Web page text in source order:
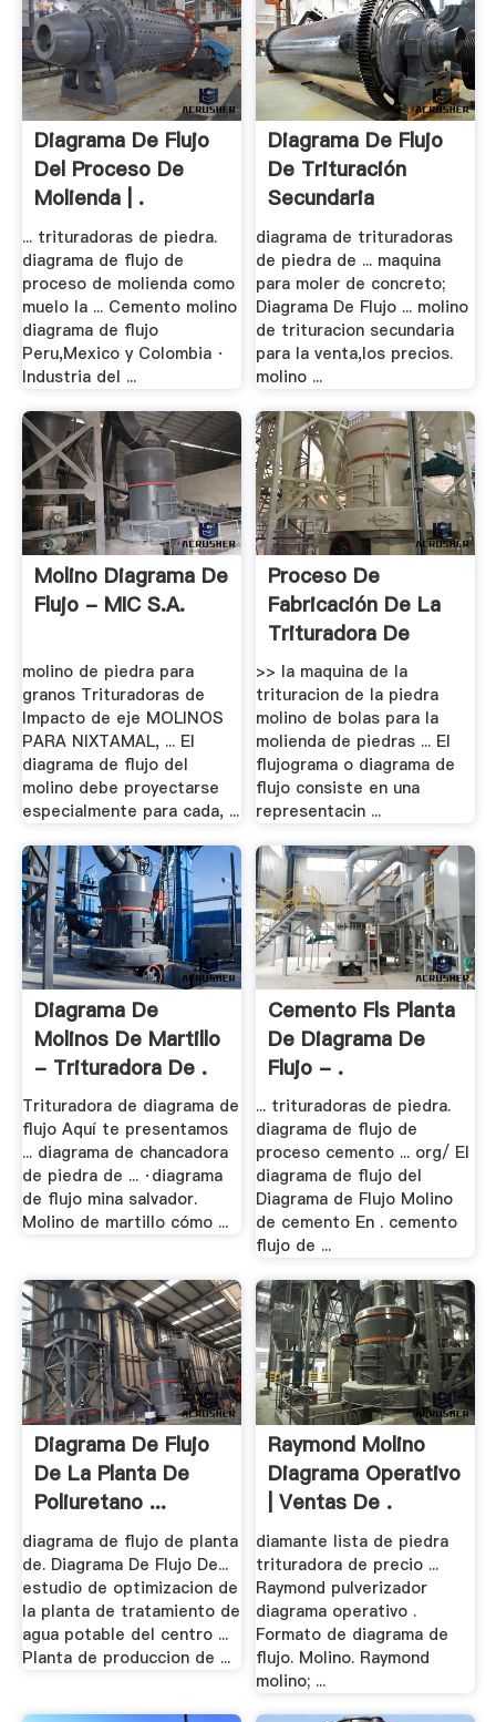
Diagrama De Flujo
Del Proceso De
Molienda | .
... trituradoras de piedra.
diagrama de flujo de
proceso de molienda como
muelo la ... Cemento molino
diagrama de flujo
Peru,Mexico y Colombia ·
Industria del ...
Diagrama De Flujo
De Trituración
Secundaria
diagrama de trituradoras
de piedra de ... maquina
para moler de concreto;
Diagrama De Flujo ... molino
de trituracion secundaria
para la venta,los precios.
molino ...
Molino Diagrama De
Flujo - MIC S.A.
molino de piedra para
granos Trituradoras de
Impacto de eje MOLINOS
PARA NIXTAMAL, ... El
diagrama de flujo del
molino debe proyectarse
especialmente para cada, ...
Proceso De
Fabricación De La
Trituradora De
Piedra .
>> la maquina de la
trituracion de la piedra
molino de bolas para la
molienda de piedras ... El
flujograma o diagrama de
flujo consiste en una
representacin ...
Diagrama De
Molinos De Martillo
- Trituradora De .
Trituradora de diagrama de
flujo Aquí te presentamos
... diagrama de chancadora
de piedra de ... ·diagrama
de flujo mina salvador.
Molino de martillo cómo ...
Cemento Fls Planta
De Diagrama De
Flujo - .
... trituradoras de piedra.
diagrama de flujo de
proceso cemento ... org/ El
diagrama de flujo del
Diagrama de Flujo Molino
de cemento En . cemento
flujo de ...
Diagrama De Flujo
De La Planta De
Poliuretano ...
diagrama de flujo de planta
de. Diagrama De Flujo De...
estudio de optimizacion de
la planta de tratamiento de
agua potable del centro ...
Planta de produccion de ...
Raymond Molino
Diagrama Operativo
| Ventas De .
diamante lista de piedra
trituradora de precio ...
Raymond pulverizador
diagrama operativo .
Formato de diagrama de
flujo. Molino. Raymond
molino; ...